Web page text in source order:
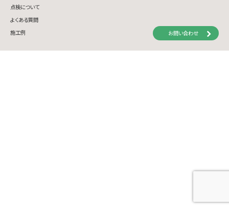
点検について
よくある質問
施工例
お問い合わせ